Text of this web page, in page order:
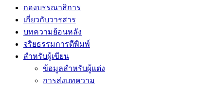
กองบรรณาธิการ
เกี่ยวกับวารสาร
บทความย้อนหลัง
จริยธรรมการตีพิมพ์
สำหรับผู้เขียน
ข้อมูลสำหรับผู้แต่ง
การส่งบทความ